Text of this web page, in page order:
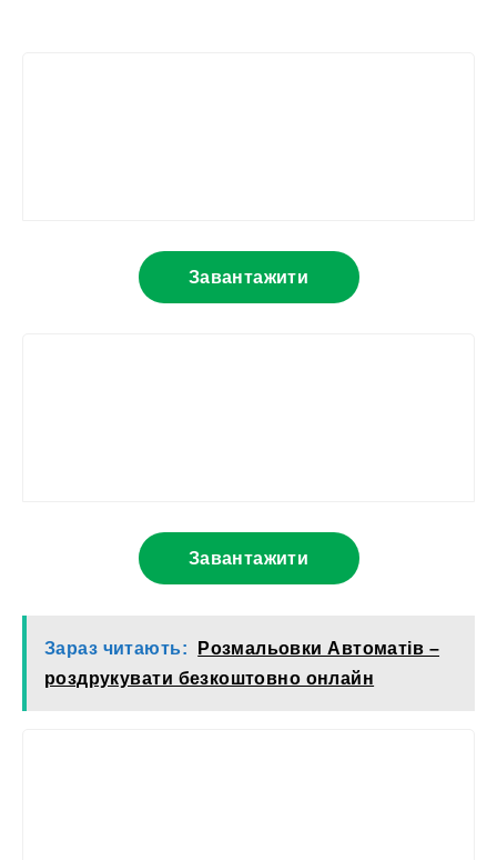
Завантажити
Завантажити
Зараз читають:
Розмальовки Автоматів –
роздрукувати безкоштовно онлайн